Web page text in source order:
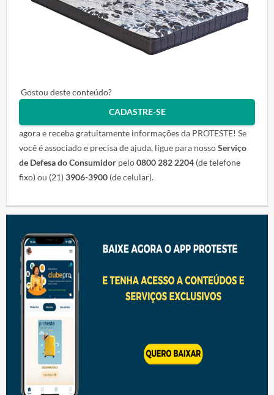
Gostou deste conteúdo?
CADASTRE-SE
agora e receba gratuitamente informações da PROTESTE! Se
você é associado e precisa de ajuda, ligue para nossoServiço
de Defesa do Consumidor pelo0800 282 2204 (de telefone
fixo) ou (21)3906-3900 (de celular).